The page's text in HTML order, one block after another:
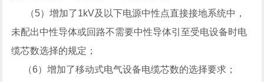
（5）增加了1kV及以下电源中性点直接接地系统中，
未配出中性导体或回路不需要中性导体引至受电设备时电
缆芯数选择的规定；
（6）增加了移动式电气设备电缆芯数的选择要求；